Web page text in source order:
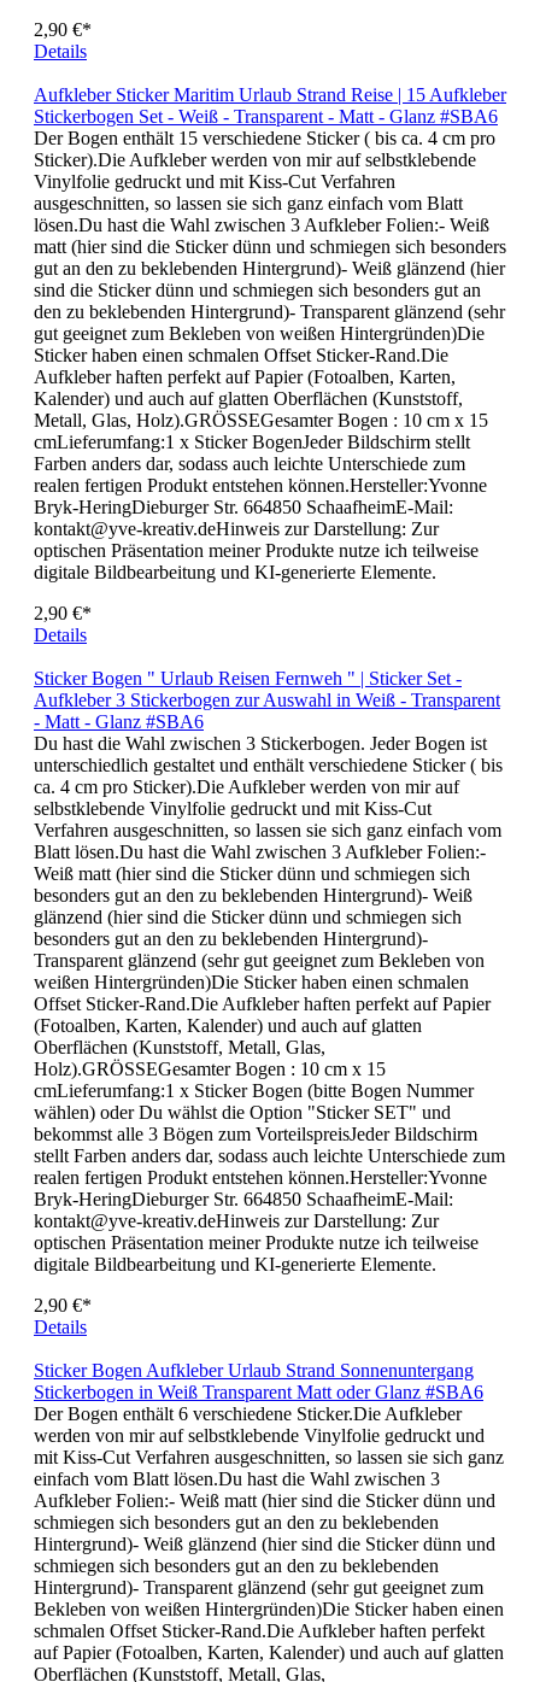
digitale Bildbearbeitung und KI-generierte Elemente.
Details
Aufkleber Sticker Maritim Urlaub Strand Reise | 15 Aufkleber
Stickerbogen Set - Weiß - Transparent - Matt - Glanz #SBA6
Der Bogen enthält 15 verschiedene Sticker ( bis ca. 4 cm pro
Sticker).Die Aufkleber werden von mir auf selbstklebende
Vinylfolie gedruckt und mit Kiss-Cut Verfahren
ausgeschnitten, so lassen sie sich ganz einfach vom Blatt
lösen.Du hast die Wahl zwischen 3 Aufkleber Folien:- Weiß
matt (hier sind die Sticker dünn und schmiegen sich besonders
gut an den zu beklebenden Hintergrund)- Weiß glänzend (hier
sind die Sticker dünn und schmiegen sich besonders gut an
den zu beklebenden Hintergrund)- Transparent glänzend (sehr
gut geeignet zum Bekleben von weißen Hintergründen)Die
Sticker haben einen schmalen Offset Sticker-Rand.Die
Aufkleber haften perfekt auf Papier (Fotoalben, Karten,
Kalender) und auch auf glatten Oberflächen (Kunststoff,
Metall, Glas, Holz).GRÖSSEGesamter Bogen : 10 cm x 15
cmLieferumfang:1 x Sticker BogenJeder Bildschirm stellt
Farben anders dar, sodass auch leichte Unterschiede zum
realen fertigen Produkt entstehen können.Hersteller:Yvonne
Bryk-HeringDieburger Str. 664850 SchaafheimE-Mail:
kontakt@yve-kreativ.deHinweis zur Darstellung: Zur
digitale Bildbearbeitung und KI-generierte Elemente.
Details
Sticker Bogen " Urlaub Reisen Fernweh " | Sticker Set -
Aufkleber 3 Stickerbogen zur Auswahl in Weiß - Transparent
- Matt - Glanz #SBA6
Du hast die Wahl zwischen 3 Stickerbogen. Jeder Bogen ist
unterschiedlich gestaltet und enthält verschiedene Sticker ( bis
ca. 4 cm pro Sticker).Die Aufkleber werden von mir auf
selbstklebende Vinylfolie gedruckt und mit Kiss-Cut
Verfahren ausgeschnitten, so lassen sie sich ganz einfach vom
Blatt lösen.Du hast die Wahl zwischen 3 Aufkleber Folien:-
Weiß matt (hier sind die Sticker dünn und schmiegen sich
besonders gut an den zu beklebenden Hintergrund)- Weiß
glänzend (hier sind die Sticker dünn und schmiegen sich
besonders gut an den zu beklebenden Hintergrund)-
Transparent glänzend (sehr gut geeignet zum Bekleben von
weißen Hintergründen)Die Sticker haben einen schmalen
Offset Sticker-Rand.Die Aufkleber haften perfekt auf Papier
(Fotoalben, Karten, Kalender) und auch auf glatten
Oberflächen (Kunststoff, Metall, Glas,
Holz).GRÖSSEGesamter Bogen : 10 cm x 15
cmLieferumfang:1 x Sticker Bogen (bitte Bogen Nummer
wählen) oder Du wählst die Option "Sticker SET" und
bekommst alle 3 Bögen zum VorteilspreisJeder Bildschirm
stellt Farben anders dar, sodass auch leichte Unterschiede zum
realen fertigen Produkt entstehen können.Hersteller:Yvonne
Bryk-HeringDieburger Str. 664850 SchaafheimE-Mail:
kontakt@yve-kreativ.deHinweis zur Darstellung: Zur
digitale Bildbearbeitung und KI-generierte Elemente.
Details
Sticker Bogen Aufkleber Urlaub Strand Sonnenuntergang
Stickerbogen in Weiß Transparent Matt oder Glanz #SBA6
Der Bogen enthält 6 verschiedene Sticker.Die Aufkleber
werden von mir auf selbstklebende Vinylfolie gedruckt und
mit Kiss-Cut Verfahren ausgeschnitten, so lassen sie sich ganz
einfach vom Blatt lösen.Du hast die Wahl zwischen 3
Aufkleber Folien:- Weiß matt (hier sind die Sticker dünn und
schmiegen sich besonders gut an den zu beklebenden
Hintergrund)- Weiß glänzend (hier sind die Sticker dünn und
schmiegen sich besonders gut an den zu beklebenden
Hintergrund)- Transparent glänzend (sehr gut geeignet zum
Bekleben von weißen Hintergründen)Die Sticker haben einen
schmalen Offset Sticker-Rand.Die Aufkleber haften perfekt